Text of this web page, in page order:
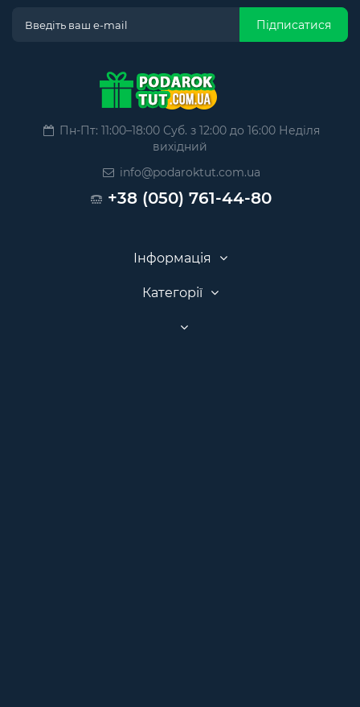
Підписатися
Пн-Пт: 11:00–18:00 Суб. з 12:00 до 16:00 Неділя
вихідний
info@podaroktut.com.ua
+38 (050) 761-44-80
Інформація
Категорії